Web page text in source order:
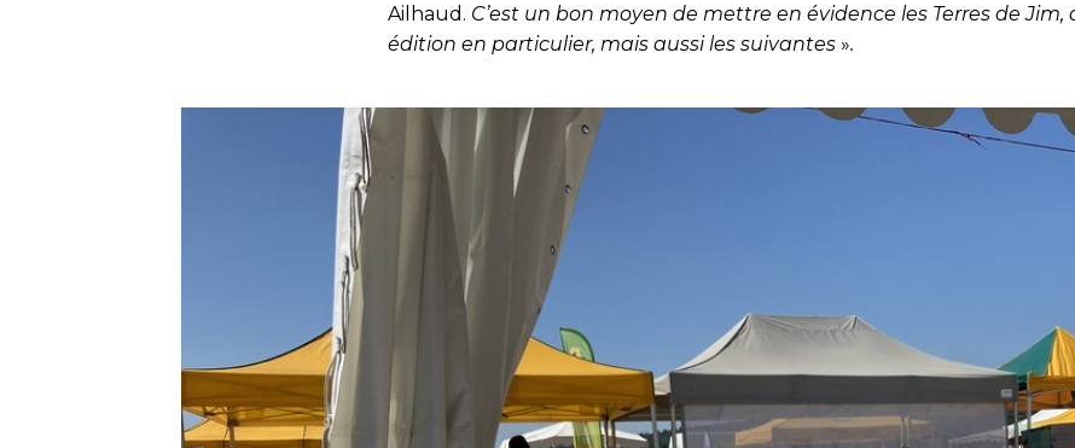
Ailhaud . C’est un bon moyen de mettre en évidence les Terres de
édition en particulier, mais aussi les suivantes ».